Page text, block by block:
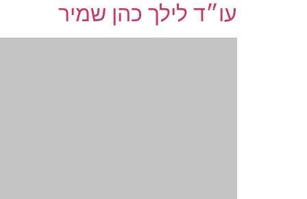
עו״ד לילך כהן שמיר